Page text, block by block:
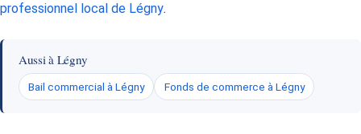
professionnel local de Légny.
Aussi à Légny
Bail commercial à Légny Fonds de commerce à Légny